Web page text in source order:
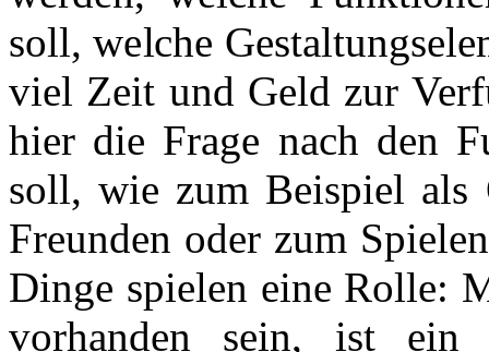
soll, welche
viel Zeit und Geld zur
hier die Frage nach den
soll, wie zum Beispiel
Freunden oder zum
Dinge spielen eine Rolle:
vorhanden sein, ist ein